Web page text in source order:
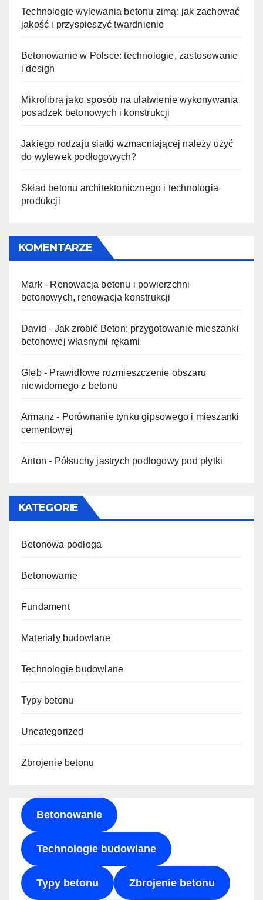
Technologie wylewania betonu zimą: jak zachować
jakość i przyspieszyć twardnienie
Betonowanie w Polsce: technologie, zastosowanie
i design
Mikrofibra jako sposób na ułatwienie wykonywania
posadzek betonowych i konstrukcji
Jakiego rodzaju siatki wzmacniającej należy użyć
do wylewek podłogowych?
Skład betonu architektonicznego i technologia
produkcji
KOMENTARZE
Mark- Renowacja betonu i powierzchni
betonowych, renowacja konstrukcji
David - Jak zrobić Beton: przygotowanie mieszanki
betonowej własnymi rękami
Gleb- Prawidłowe rozmieszczenie obszaru
niewidomego z betonu
Armanz - Porównanie tynku gipsowego i mieszanki
cementowej
Anton - Półsuchy jastrych podłogowy pod płytki
KATEGORIE
Betonowa podłoga
Betonowanie
Fundament
Materiały budowlane
Technologie budowlane
Typy betonu
Uncategorized
Zbrojenie betonu
Betonowanie
Technologie budowlane
Typy betonu Zbrojenie betonu